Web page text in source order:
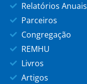
Relatórios Anuais
Parceiros
Congregação
REMHU
Livros
Artigos